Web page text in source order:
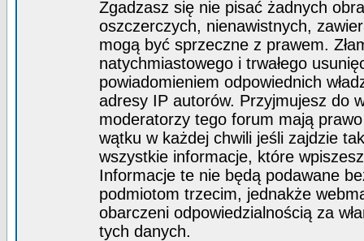
Zgadzasz się nie pisać żadnych
oszczerczych, nienawistnych,
mogą być sprzeczne z prawem.
natychmiastowego i trwałego
powiadomieniem odpowiednich
adresy IP autorów. Przyjmujesz do
moderatorzy tego forum mają
wątku w każdej chwili jeśli zajdzie
wszystkie informacje, które
Informacje te nie będą podawane
podmiotom trzecim, jednakże
obarczeni odpowiedzialnością za
tych danych.